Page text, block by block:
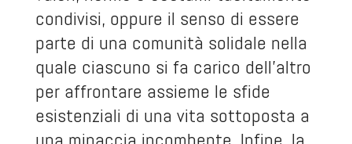
condivisi, oppure il senso di essere
parte di una comunità solidale nella
quale ciascuno si fa carico dell’altro
per affrontare assieme le sfide
esistenziali di una vita sottoposta a